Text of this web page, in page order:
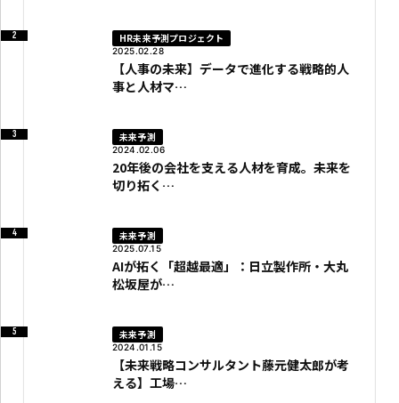
HR未来予測プロジェクト
2025.02.28
【人事の未来】データで進化する戦略的人
事と人材マ…
未来予測
2024.02.06
20年後の会社を支える人材を育成。未来を
切り拓く…
未来予測
2025.07.15
AIが拓く「超越最適」：日立製作所・大丸
松坂屋が…
未来予測
2024.01.15
【未来戦略コンサルタント藤元健太郎が考
える】工場…